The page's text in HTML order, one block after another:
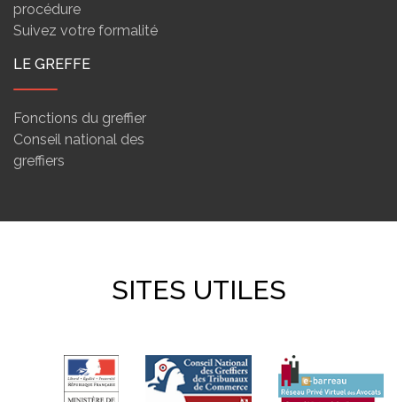
procédure
Suivez votre formalité
LE GREFFE
Fonctions du greffier
Conseil national des
greffiers
SITES UTILES